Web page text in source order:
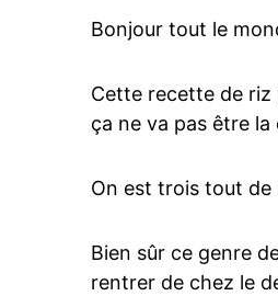
Bonjour tout le
Cette recette de riz
ça ne va pas être
On est trois tout de
Bien sûr ce genre
rentrer de chez le